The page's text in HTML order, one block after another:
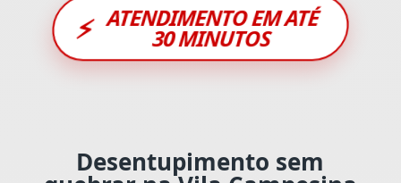
⚡ ATENDIMENTO EM ATÉ
30 MINUTOS
Desentupimento sem